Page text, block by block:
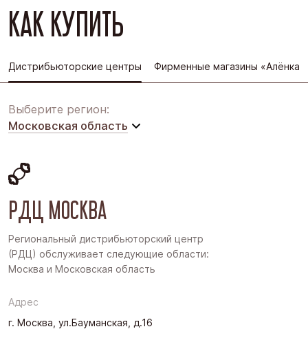
КАК КУПИТЬ
Дистрибьюторские центры Фирменные магазины «Алёнка»
Выберите регион:
Московская область
Восточная Сибирь
Дальний Восток
Поволжье
Урал
РДЦ МОСКВА
Региональный дистрибьюторский центр
(РДЦ) обслуживает следующие области:
Москва и Московская область
Адрес
г. Москва, ул.Бауманская, д.16